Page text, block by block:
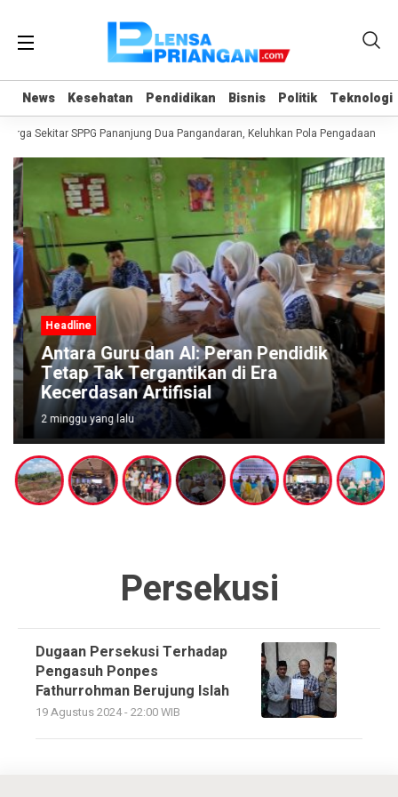
News Kesehatan Pendidikan Bisnis Politik Teknologi
News Kesehatan Pendidikan Bisnis Politik Teknologi
Sekitar SPPG Pananjung Dua Pangandaran, Keluhkan Pola Pengadaan
Headline
Antara Guru dan AI: Peran Pendidik
Tetap Tak Tergantikan di Era
Kecerdasan Artifisial
2 minggu yang lalu
Persekusi
Dugaan Persekusi Terhadap
Pengasuh Ponpes
Fathurrohman Berujung Islah
19 Agustus 2024 - 22:00 WIB